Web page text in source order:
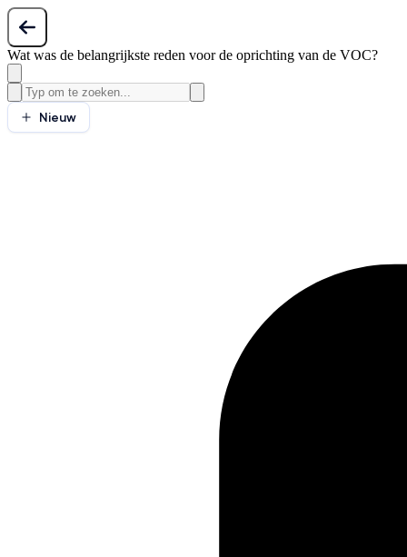
Wat was de belangrijkste reden voor de oprichting van de VOC?
Nieuw